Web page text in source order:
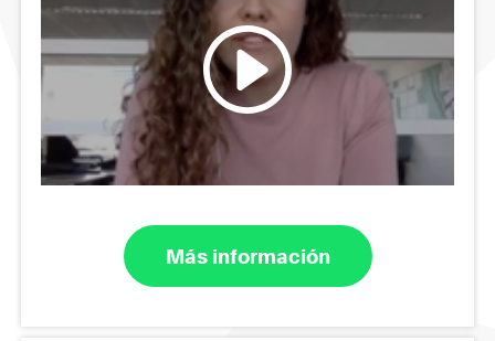
Más información